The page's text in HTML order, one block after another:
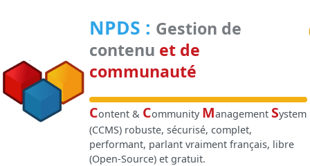
NPDS : Gestion de
contenu et de
communauté
Content & Community Management System
(CCMS) robuste, sécurisé, complet,
performant, parlant vraiment français, libre
(Open-Source) et gratuit.